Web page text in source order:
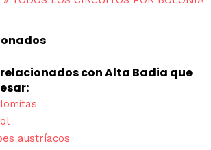
con Alta Badia que
austríacos